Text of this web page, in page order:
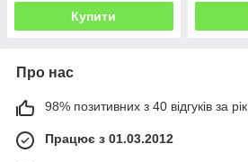
Купити
Про нас
98% позитивних з 40 відгуків за рік
Працює з 01.03.2012